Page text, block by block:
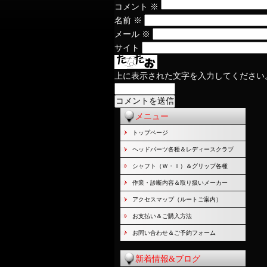
コメント ※
名前 ※
メール ※
サイト
上に表示された文字を入力してください
メニュー
トップページ
ヘッドパーツ各種＆レディースクラブ
シャフト（Ｗ・Ｉ）＆グリップ各種
作業・診断内容＆取り扱いメーカー
アクセスマップ（ルートご案内）
お支払い＆ご購入方法
お問い合わせ＆ご予約フォーム
新着情報&ブログ